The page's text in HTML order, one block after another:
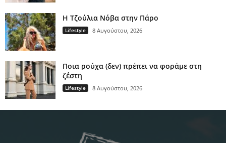
H Τζούλια Νόβα στην Πάρο
Lifestyle 8 Αυγούστου, 2026
Ποια ρούχα (δεν) πρέπει να φοράμε στη
ζέστη
Lifestyle 8 Αυγούστου, 2026